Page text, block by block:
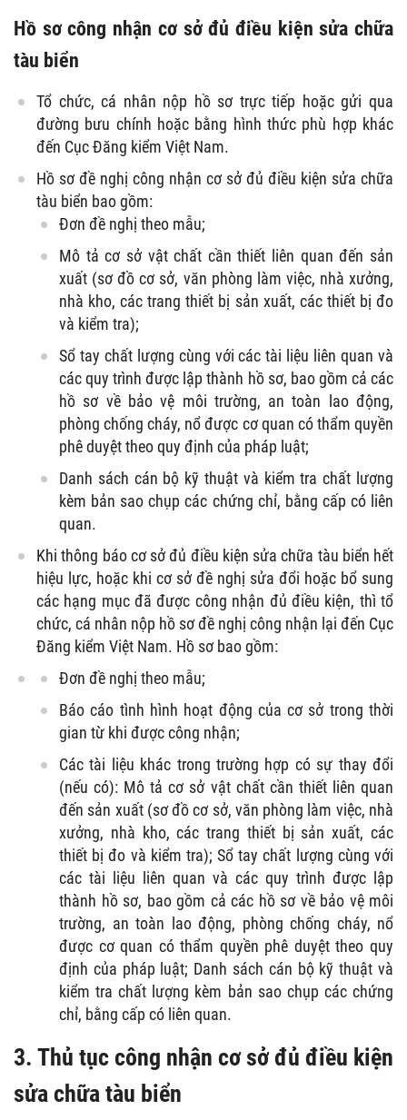
Hồ sơ công nhận cơ sở đủ điều kiện sửa chữa
tàu biển
Tổ chức, cá nhân nộp hồ sơ trực tiếp hoặc gửi qua
đường bưu chính hoặc bằng hình thức phù hợp khác
đến Cục Đăng kiểm Việt Nam.
Hồ sơ đề nghị công nhận cơ sở đủ điều kiện sửa chữa
tàu biển bao gồm:
Đơn đề nghị theo mẫu;
Mô tả cơ sở vật chất cần thiết liên quan đến sản
xuất (sơ đồ cơ sở, văn phòng làm việc, nhà xưởng,
nhà kho, các trang thiết bị sản xuất, các thiết bị đo
và kiểm tra);
Sổ tay chất lượng cùng với các tài liệu liên quan và
các quy trình được lập thành hồ sơ, bao gồm cả các
hồ sơ về bảo vệ môi trường, an toàn lao động,
phòng chống cháy, nổ được cơ quan có thẩm quyền
phê duyệt theo quy định của pháp luật;
Danh sách cán bộ kỹ thuật và kiểm tra chất lượng
kèm bản sao chụp các chứng chỉ, bằng cấp có liên
quan.
Khi thông báo cơ sở đủ điều kiện sửa chữa tàu biển hết
hiệu lực, hoặc khi cơ sở đề nghị sửa đổi hoặc bổ sung
các hạng mục đã được công nhận đủ điều kiện, thì tổ
chức, cá nhân nộp hồ sơ đề nghị công nhận lại đến Cục
Đăng kiểm Việt Nam. Hồ sơ bao gồm:
Đơn đề nghị theo mẫu;
Báo cáo tình hình hoạt động của cơ sở trong thời
gian từ khi được công nhận;
Các tài liệu khác trong trường hợp có sự thay đổi
(nếu có): Mô tả cơ sở vật chất cần thiết liên quan
đến sản xuất (sơ đồ cơ sở, văn phòng làm việc, nhà
xưởng, nhà kho, các trang thiết bị sản xuất, các
thiết bị đo và kiểm tra); Sổ tay chất lượng cùng với
các tài liệu liên quan và các quy trình được lập
thành hồ sơ, bao gồm cả các hồ sơ về bảo vệ môi
trường, an toàn lao động, phòng chống cháy, nổ
được cơ quan có thẩm quyền phê duyệt theo quy
định của pháp luật; Danh sách cán bộ kỹ thuật và
kiểm tra chất lượng kèm bản sao chụp các chứng
chỉ, bằng cấp có liên quan.
3. Thủ tục công nhận cơ sở đủ điều kiện
sửa chữa tàu biển